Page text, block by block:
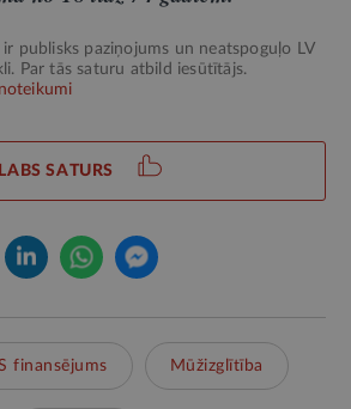
publisks paziņojums un neatspoguļo LV
Par tās saturu atbild iesūtītājs.
LABS SATURS
finansējums Mūžizglītība